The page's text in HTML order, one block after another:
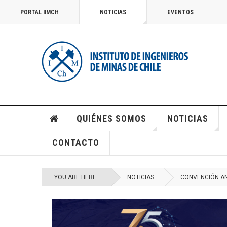
PORTAL IIMCH NOTICIAS EVENTOS
QUIÉNES SOMOS NOTICIAS
CONTACTO
YOU ARE HERE: NOTICIAS CONVENCIÓN